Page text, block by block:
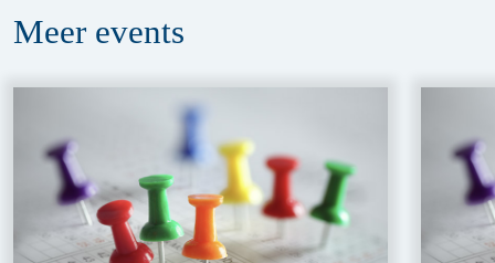
Meer events